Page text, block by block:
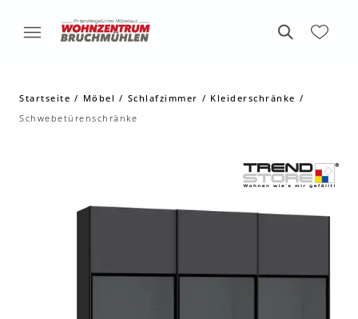
Startseite Möbel Schlafzimmer
Kleiderschränke
Schwebetürenschränke